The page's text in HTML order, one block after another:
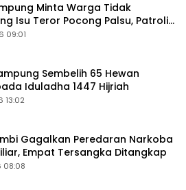
Minta Warga Tidak
Isu Teror Pocong Palsu, Patroli
Ditingkatkan
09:01
Sembelih 65 Hewan
Iduladha 1447 Hijriah
13:02
Gagalkan Peredaran Narkoba
Empat Tersangka Ditangkap
08:08